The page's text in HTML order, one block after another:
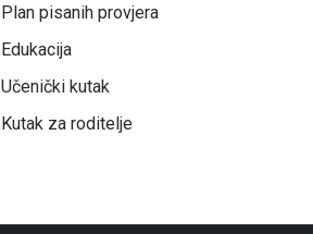
Plan pisanih provjera
Edukacija
Učenički kutak
Kutak za roditelje